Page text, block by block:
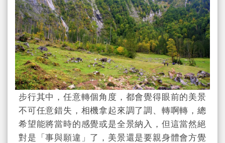
步行其中，任意轉個角度，都會覺得眼前的美景
不可任意錯失，相機拿起來調了調、轉啊轉，總
希望能將當時的感覺或是全景納入，但這當然絕
對是「事與願違」了，美景還是要親身體會方覺